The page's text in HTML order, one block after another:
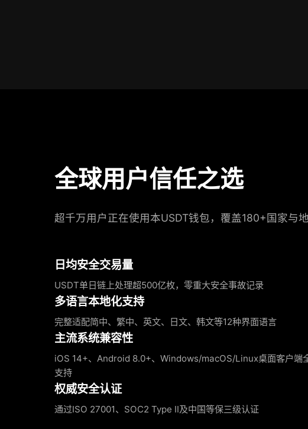
全球用户信任之选
超千万用户正在使用本USDT钱包，覆盖180+国家与
日均安全交易量
USDT单日链上处理超500亿枚，零重大安全事故记录
多语言本地化支持
完整适配简中、繁中、英文、日文、韩文等12种界面语言
主流系统兼容性
iOS 14+、Android 8.0+、Windows/macOS/Linux桌面客户端
支持
权威安全认证
通过ISO 27001、SOC2 Type II及中国等保三级认证